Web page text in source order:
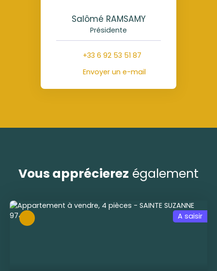
Salômé RAMSAMY
Présidente
+33 6 92 53 51 87
Envoyer un e-mail
Vous apprécierez également
A saisir